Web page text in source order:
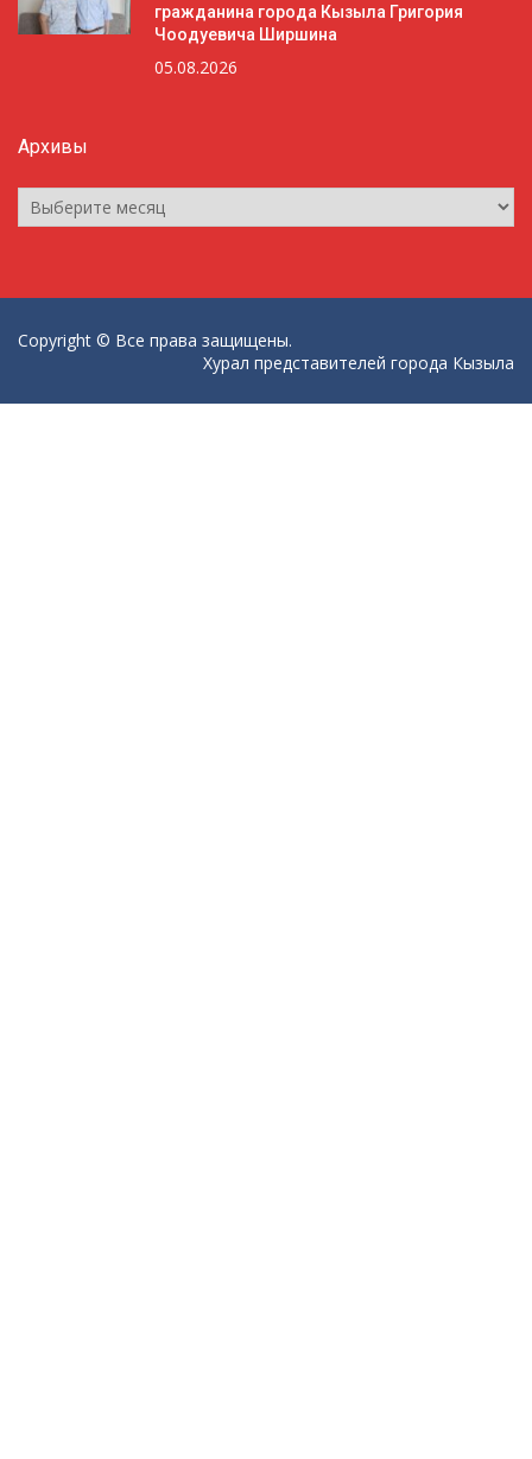
гражданина города Кызыла Григория
Чоодуевича Ширшина
05.08.2026
Архивы
Архивы
Copyright © Все права защищены.
Хурал представителей города Кызыла